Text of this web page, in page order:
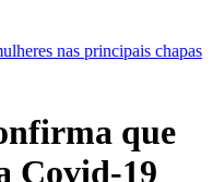
Renan diz que
que
Covid-19